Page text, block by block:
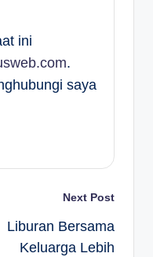
ini
.
saya
Next Post
Liburan Bersama
Keluarga Lebih